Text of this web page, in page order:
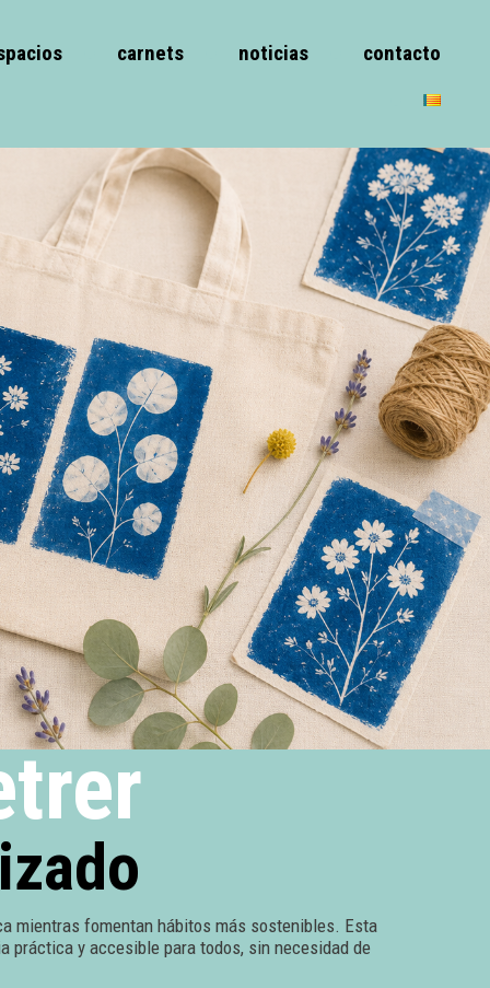
carnets noticias contacto
mientras fomentan hábitos más sostenibles. Esta
práctica y accesible para todos, sin necesidad de